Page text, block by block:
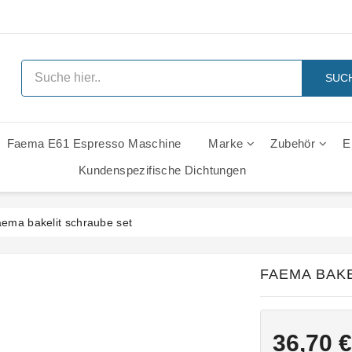
Faema E61 Espresso Maschine Marke Zubehör
Kundenspezifische Dichtungen
bakelit schraube set
FAEMA
36,70 €